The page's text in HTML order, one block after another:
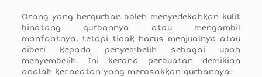
Orang yang berqurban boleh menyedekahkan kulit
binatang qurbannya atau mengambil
manfaatnya, tetapi tidak harus menjualnya atau
diberi kepada penyembelih sebagai upah
menyembelih. Ini kerana perbuatan demikian
adalah kecacatan yang merosakkan qurbannya.